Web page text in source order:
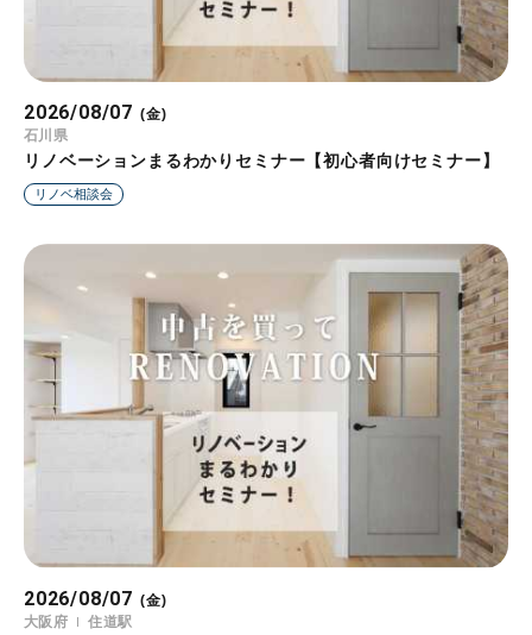
2026/08/07 (金)
石川県
リノベーションまるわかりセミナー【初心者向けセミナー】
リノベ相談会
2026/08/07 (金)
大阪府
住道駅
2026/08/08 (土)
兵庫県
リノベーションまるわかりセミナー【初心者向けセミナー】
リノベ相談会
2026/08/08 (土)
石川県
2026/08/09 (日)
大阪府
リノベーションまるわかりセミナー【初心者向けセミナー】
リノベ相談会
2026/08/09 (日)
兵庫県
青木駅
2026/08/10 (月)
大阪府
リノベーションまるわかりセミナー【初心者向けセミナー】
リノベ相談会
2026/08/10 (月)
石川県
2026/08/11 (火)
石川県
リノベーションまるわかりセミナー【初心者向けセミナー】
リノベ相談会
2026/08/11 (火)
大阪府
2026/08/12 (水)
大阪府
リノベーションまるわかりセミナー【初心者向けセミナー】
リノベ相談会
2026/08/12 (水)
静岡県
県立美術館前駅
2026/08/13 (木)
大阪府
リノベーションまるわかりセミナー【初心者向けセミナー】
リノベ相談会
2026/08/13 (木)
石川県